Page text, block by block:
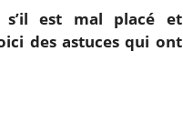
est mal placé et
des astuces qui ont